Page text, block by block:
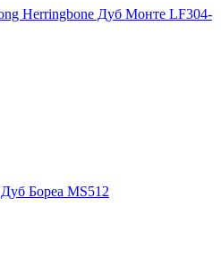
Herringbone Дуб Монте LF304-